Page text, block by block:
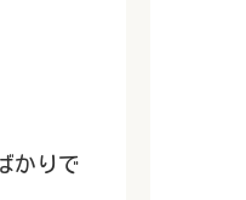
かりで